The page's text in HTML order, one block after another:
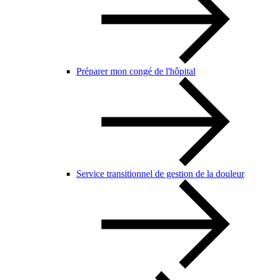
Préparer mon congé de l'hôpital
Service transitionnel de gestion de la douleur